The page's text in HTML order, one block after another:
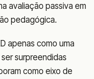
avaliação passiva em
pedagógica.
apenas como uma
surpreendidas
como eixo de